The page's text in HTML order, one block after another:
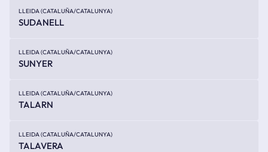
LLEIDA (CATALUÑA/CATALUNYA)
SUDANELL
LLEIDA (CATALUÑA/CATALUNYA)
SUNYER
LLEIDA (CATALUÑA/CATALUNYA)
TALARN
LLEIDA (CATALUÑA/CATALUNYA)
TALAVERA